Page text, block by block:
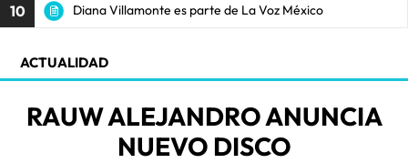
10 Diana Villamonte es parte de La Voz México
ACTUALIDAD
RAUW ALEJANDRO ANUNCIA
NUEVO DISCO